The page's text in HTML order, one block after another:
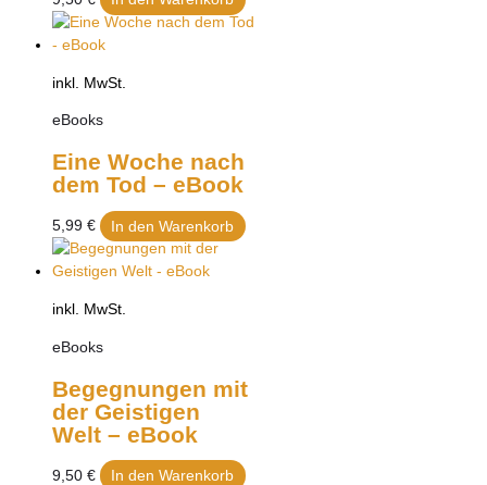
inkl. MwSt.
eBooks
Eine Woche nach
dem Tod – eBook
5,99 € In den Warenkorb
inkl. MwSt.
eBooks
Begegnungen mit
der Geistigen
Welt – eBook
9,50 € In den Warenkorb